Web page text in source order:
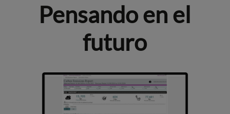
Pensando en el
futuro